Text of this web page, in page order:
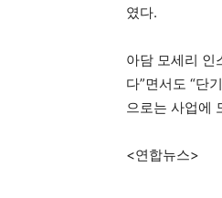
였다.
아담 모세리 인
다”면서도 “단
으로는 사업에
<연합뉴스>